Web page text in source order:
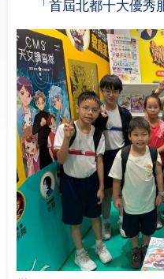
「首屆北都十大優